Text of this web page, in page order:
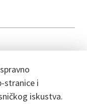
stranice i
iskustva.